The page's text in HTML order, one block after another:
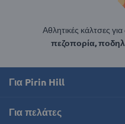
Αθλητικές κάλτσες
πεζοπορία,
Για Pirin Hill
Για πελάτες